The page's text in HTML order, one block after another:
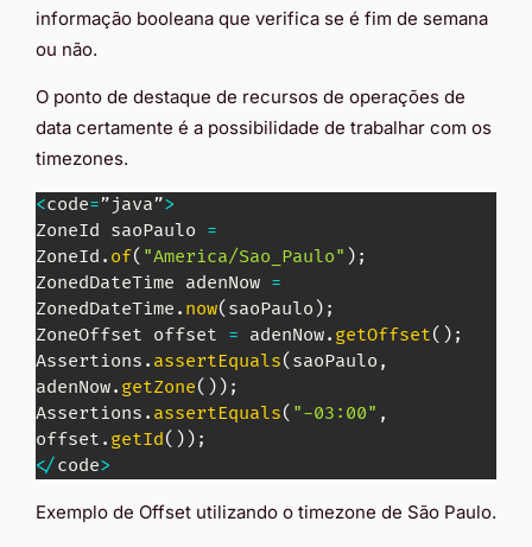
informação booleana que verifica se é fim de semana
ou não.
O ponto de destaque de recursos de operações de
data certamente é a possibilidade de trabalhar com os
timezones.
<code=”java”>
ZoneId saoPaulo =
ZoneId . of( "America/Sao_Paulo" ) ;
ZonedDateTime adenNow =
ZonedDateTime . now( saoPaulo ) ;
ZoneOffset offset = adenNow. getOffset( ) ;
Assertions . assertEquals( saoPaulo ,
adenNow. getZone( ) ) ;
Assertions . assertEquals( "-03:00" ,
offset . getId( ) ) ;
</code>
Exemplo de Offset utilizando o timezone de São Paulo.